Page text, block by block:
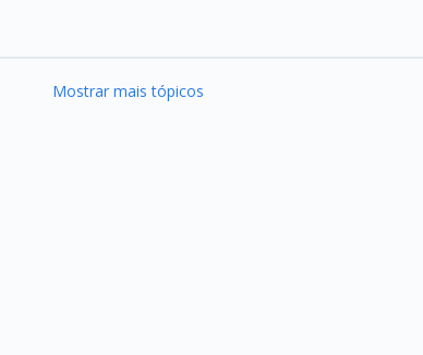
Mostrar mais tópicos